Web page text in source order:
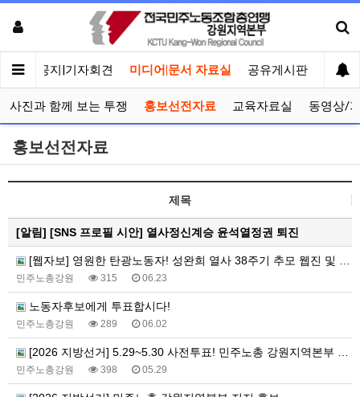
인 공지|기자회견 미디어|문서 자료실 공유게시판 선거
사진과 함께 보는 투쟁 홍보선전자료 교육자료실 동영상/
홍보선전자료
제목
[알림] [SNS 프로필 시안] 열사정신계승 윤석열정권 퇴진
[웹자보] 영원한 탄광노동자! 성완희 열사 38주기 추모 웹진 및 추모식 안내 웹자보
민주노총강원 315 06.23
노동자후보에게 투표합시다!
민주노총강원 289 06.02
[2026 지방선거] 5.29~5.30 사전투표! 민주노총 강원지역본부 지지 후보에게 투표합시다!
민주노총강원 398 05.29